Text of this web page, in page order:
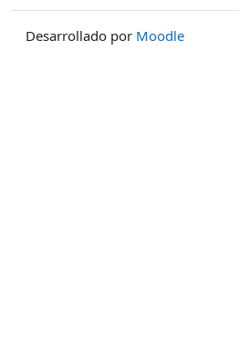
Desarrollado por Moodle